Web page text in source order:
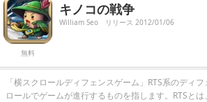
無料
キノコの戦争
William Seo リリース 2012/01/06
「横スクロールディフェンスゲーム」RTS系のディ
ロールでゲームが進行するものを指します。RTSと